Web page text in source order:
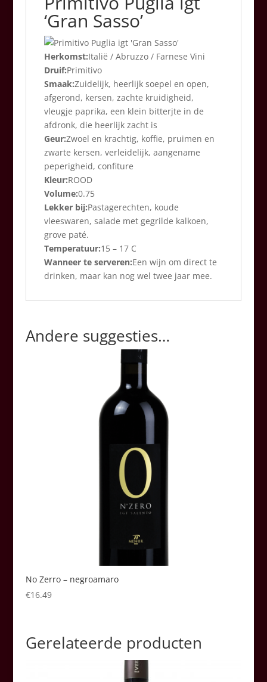
‘Gran Sasso’
Herkomst:Italië / Abruzzo / Farnese Vini
Druif:Primitivo
Smaak:Zuidelijk, heerlijk soepel en open,
afgerond, kersen, zachte kruidigheid,
vleugje paprika, een klein bitterjte in de
afdronk, die heerlijk zacht is
Geur:Zwoel en krachtig, koffie, pruimen en
zwarte kersen, verleidelijk, aangename
peperigheid, confiture
Kleur:ROOD
Volume:0.75
Lekker bij:Pastagerechten, koude
vleeswaren, salade met gegrilde kalkoen,
grove paté.
Temperatuur:15 – 17 C
Wanneer te serveren:Een wijn om direct te
drinken, maar kan nog wel twee jaar mee.
Andere suggesties…
No Zerro – negroamaro
€16.49
Gerelateerde producten